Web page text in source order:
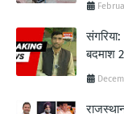
बदमाश